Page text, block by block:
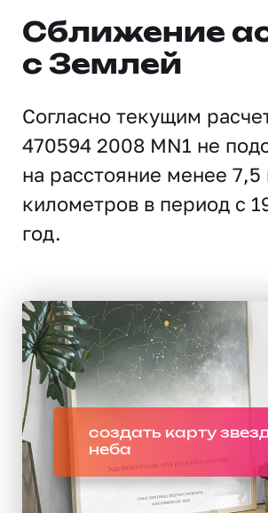
Сближение
с Землей
Согласно текущим
470594 2008 MN1 не
на расстояние менее
километров в период с
год.
создать карту
неба